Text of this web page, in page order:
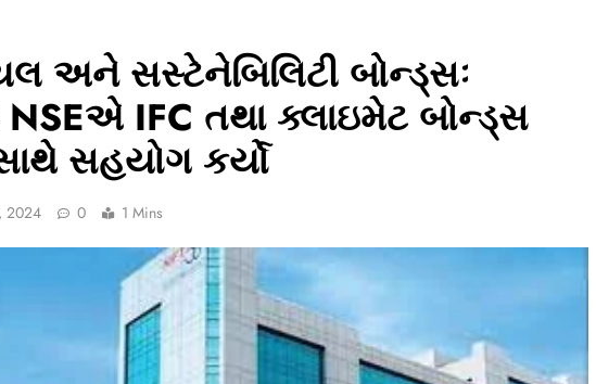
અને સસ્ટેનેબિલિટી બોન્ડ્સઃ
NSEએ IFC તથા ક્લાઇમેટ બોન્ડ્સ
સહયોગ કર્યો
2024 0 1 Mins